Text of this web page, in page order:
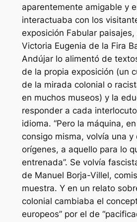
aparentemente amigable y
interactuaba con los
exposición Fabular
Victoria Eugenia de la Fira
Andújar lo alimentó de
de la propia exposición (un
de la mirada colonial o
en muchos museos) y la
responder a cada
idioma. “Pero la máquina,
consigo misma, volvía una y
orígenes, a aquello para lo
entrenada”. Se volvía
de Manuel Borja-Villel,
muestra. Y en un relato
colonial cambiaba el
europeos” por el de